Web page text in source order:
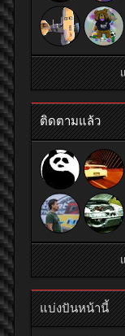
ติดตามแล้ว
แบ่งปันหน้านี้